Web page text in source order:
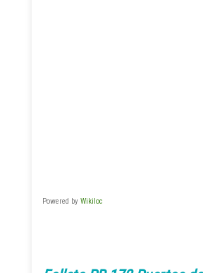
Powered by Wikiloc